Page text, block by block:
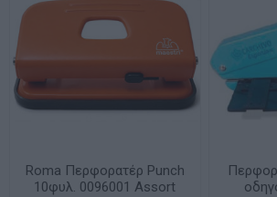
Roma Περφορατέρ Punch
10φυλ. 0096001 Assort